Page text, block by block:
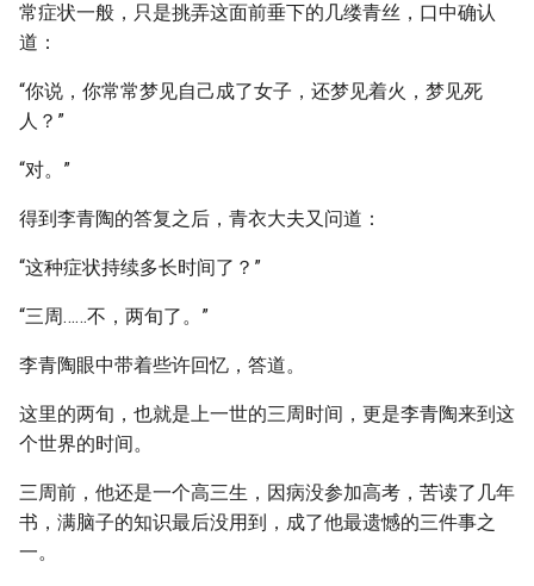
常症状一般，只是挑弄这面前垂下的几缕青丝，口中确认
道：
“你说，你常常梦见自己成了女子，还梦见着火，梦见死
人？”
“对。”
得到李青陶的答复之后，青衣大夫又问道：
“这种症状持续多长时间了？”
“三周……不，两旬了。”
李青陶眼中带着些许回忆，答道。
这里的两旬，也就是上一世的三周时间，更是李青陶来到这
个世界的时间。
三周前，他还是一个高三生，因病没参加高考，苦读了几年
书，满脑子的知识最后没用到，成了他最遗憾的三件事之
一。